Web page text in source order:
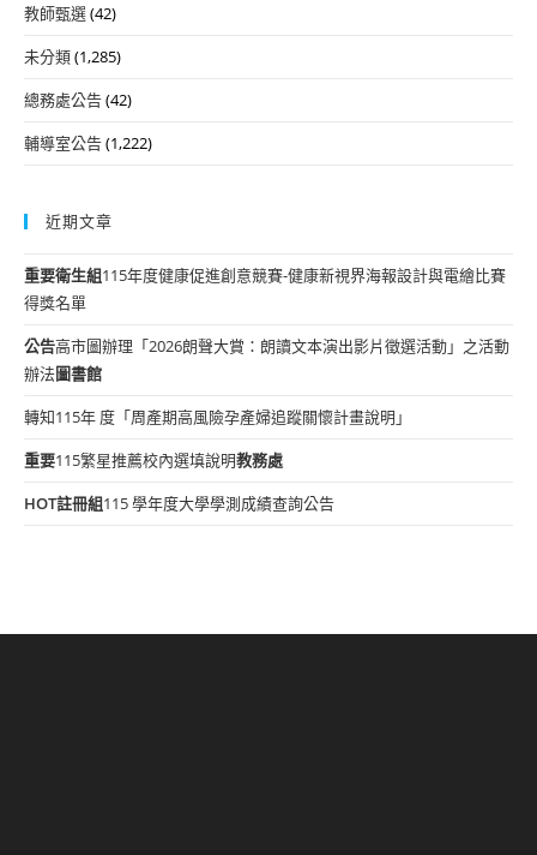
教師甄選(42)
未分類(1,285)
總務處公告(42)
輔導室公告(1,222)
近期文章
重要衛生組115年度健康促進創意競賽-健康新視界海報設計與電繪比賽
得獎名單
公告高市圖辦理「2026朗聲大賞：朗讀文本演出影片徵選活動」之活動
辦法圖書館
轉知115年 度「周產期高風險孕產婦追蹤關懷計畫說明」
重要115繁星推薦校內選填說明教務處
HOT註冊組115 學年度大學學測成績查詢公告